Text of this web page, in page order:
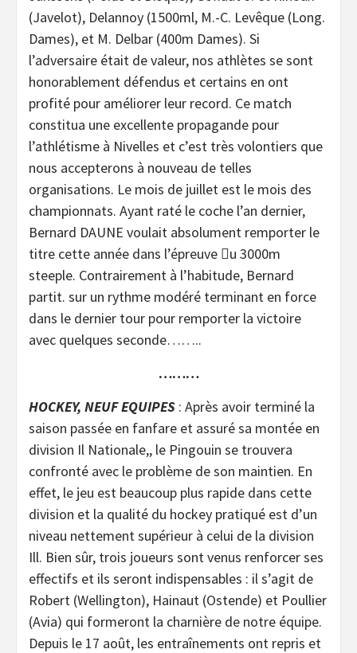
(Javelot), Delannoy (1500ml, M.-C. Levêque (Long.
Dames), et M. Delbar (400m Dames). Si
l’adversaire était de valeur, nos athlètes se sont
honorablement défendus et certains en ont
profité pour améliorer leur record. Ce match
constitua une excellente propagande pour
l’athlétisme à Nivelles et c’est très volontiers que
nous accepterons à nouveau de telles
organisations. Le mois de juillet est le mois des
championnats. Ayant raté le coche l’an dernier,
Bernard DAUNE voulait absolument remporter le
titre cette année dans l’épreuve 􀂨u 3000m
steeple. Contrairement à l’habitude, Bernard
partit. sur un rythme modéré terminant en force
dans le dernier tour pour remporter la victoire
avec quelques seconde……..
………
HOCKEY, NEUF EQUIPES : Après avoir terminé la
saison passée en fanfare et assuré sa montée en
division Il Nationale,, le Pingouin se trouvera
confronté avec le problème de son maintien. En
effet, le jeu est beaucoup plus rapide dans cette
division et la qualité du hockey pratiqué est d’un
niveau nettement supérieur à celui de la division
Ill. Bien sûr, trois joueurs sont venus renforcer ses
effectifs et ils seront indispensables : il s’agit de
Robert (Wellington), Hainaut (Ostende) et Poullier
(Avia) qui formeront la charnière de notre équipe.
Depuis le 17 août, les entraînements ont repris et